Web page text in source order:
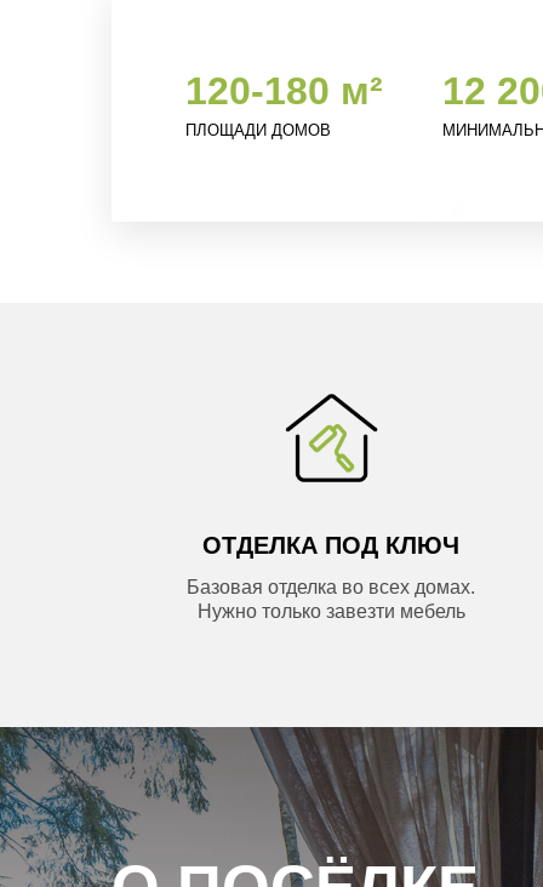
ПЛОЩАДИ ДОМОВ
120-180 м² 12
ОТДЕЛКА ПОД КЛЮЧ
Базовая отделка во всех домах.
Нужно только завезти мебель
SEVIAN-